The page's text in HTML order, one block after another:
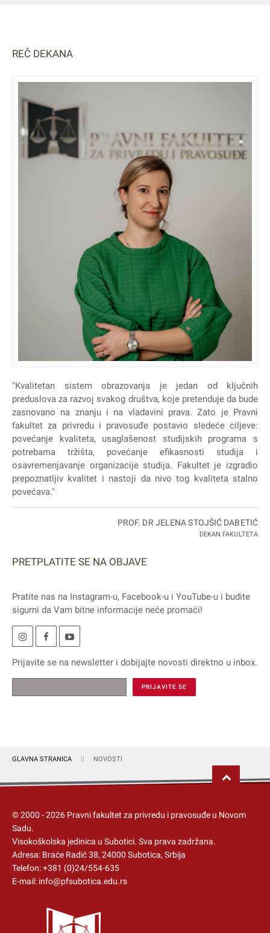
REČ DEKANA
"Kvalitetan sistem obrazovanja je jedan od ključnih
preduslova za razvoj svakog društva, koje pretenduje da bude
zasnovano na znanju i na vladavini prava. Zato je Pravni
fakultet za privredu i pravosuđe postavio sledeće ciljeve:
povećanje kvaliteta, usaglašenost studijskih programa s
potrebama tržišta, povećanje efikasnosti studija i
osavremenjavanje organizacije studija. Fakultet je izgradio
prepoznatljiv kvalitet i nastoji da nivo tog kvaliteta stalno
povećava."
PROF. DR JELENA STOJŠIĆ DABETIĆ
DEKAN FAKULTETA
PRETPLATITE SE NA OBJAVE
Pratite nas na Instagram-u, Facebook-u i YouTube-u i budite
sigurni da Vam bitne informacije neće promaći!
Prijavite se na newsletter i dobijajte novosti direktno u inbox.
GLAVNA STRANICA NOVOSTI
© 2000 -2026 Pravni fakultet za privredu i pravosuđe u Novom
Sadu.
Visokoškolska jedinica u Subotici. Sva prava zadržana.
Adresa: Braće Radić 38, 24000 Subotica, Srbija
Telefon:+381 (0)24/554-635
E-mail: info@pfsubotica.edu.rs